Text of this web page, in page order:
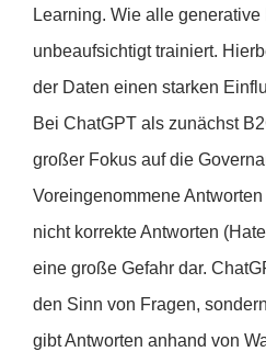
Learning. Wie alle generative
unbeaufsichtigt trainiert.
der Daten einen starken
Bei ChatGPT als zunächst
großer Fokus auf die
Voreingenommene
nicht korrekte Antworten
eine große Gefahr dar.
den Sinn von Fragen,
gibt Antworten anhand von